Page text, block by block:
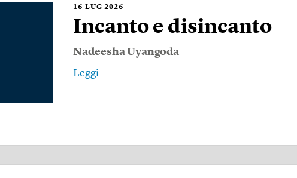
16 LUG 2026
Incanto e disincanto
Nadeesha Uyangoda
Leggi